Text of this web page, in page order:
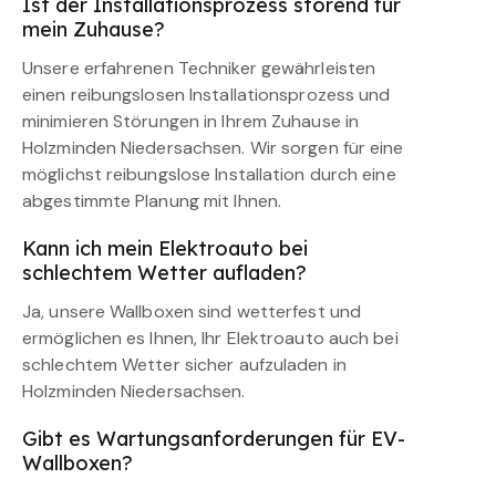
Ist der Installationsprozess störend für
mein Zuhause?
Unsere erfahrenen Techniker gewährleisten
einen reibungslosen Installationsprozess und
minimieren Störungen in Ihrem Zuhause in
Holzminden Niedersachsen. Wir sorgen für eine
möglichst reibungslose Installation durch eine
abgestimmte Planung mit Ihnen.
Kann ich mein Elektroauto bei
schlechtem Wetter aufladen?
Ja, unsere Wallboxen sind wetterfest und
ermöglichen es Ihnen, Ihr Elektroauto auch bei
schlechtem Wetter sicher aufzuladen in
Holzminden Niedersachsen.
Gibt es Wartungsanforderungen für EV-
Wallboxen?